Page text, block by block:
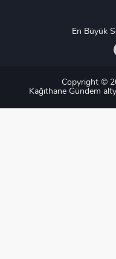
En Büyük
Copyright ©
Kağıthane Gündem